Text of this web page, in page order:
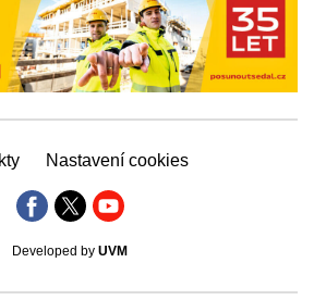
Nastavení cookies
Developed by UVM